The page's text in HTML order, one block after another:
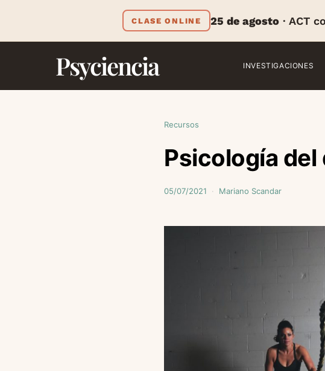
CLASE ONLINE 25 de agosto · ACT
Psyciencia INVESTIGACIONES
Recursos
Psicología
05/07/2021 Mariano Scandar